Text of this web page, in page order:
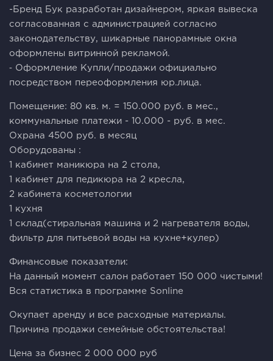
-Бренд Бук разработан дизайнером, яркая вывеска
согласованная с администрацией согласно
законодательству, шикарные панорамные окна
оформлены витринной рекламой.
⁃ Оформление Купли/продажи официально
посредством переоформления юр.лица.
Помещение: 80 кв. м. = 150.000 руб. в мес.,
коммунальные платежи - 10.000 - руб. в мес.
Охрана 4500 руб. в месяц
Оборудованы :
1 кабинет маникюра на 2 стола,
1 кабинет для педикюра на 2 кресла,
2 кабинета косметологии
1 кухня
1 склад(стиральная машина и 2 нагревателя воды,
фильтр для питьевой воды на кухне+кулер)
Финансовые показатели:
На данный момент салон работает 150 000 чистыми!
Вся статистика в программе Sonline
Окупает аренду и все расходные материалы.
Причина продажи семейные обстоятельства!
Цена за бизнес 2 000 000 руб